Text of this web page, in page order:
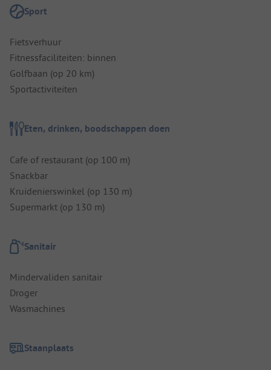
Sport
Fietsverhuur
Fitnessfaciliteiten: binnen
Golfbaan (op 20 km)
Sportactiviteiten
Eten, drinken, boodschappen doen
Cafe of restaurant (op 100 m)
Snackbar
Kruidenierswinkel (op 130 m)
Supermarkt (op 130 m)
Sanitair
Mindervaliden sanitair
Droger
Wasmachines
Staanplaats